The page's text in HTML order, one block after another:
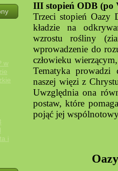
w
i
III stopień ODB (po
Trzeci stopień Oazy
kładzie na
wzrostu rośliny
wprowadzenie do
człowieku
Tematyka prowadzi
naszej więzi z
Uwzględnia ona
postaw, które
pojąć jej